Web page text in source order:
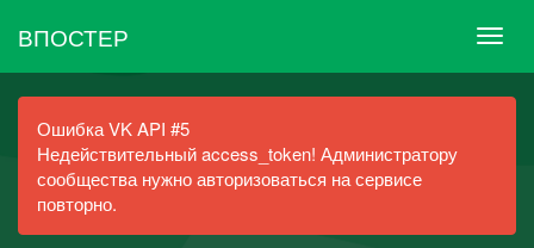
ВПОСТЕР
Ошибка VK API #5
Недействительный access_token! Администратору
сообщества нужно авторизоваться на сервисе
повторно.